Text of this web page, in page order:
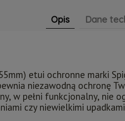
Opis Dane
etui ochronne marki
niezawodną ochronę
w pełni funkcjonalny, nie
czy niewielkimi